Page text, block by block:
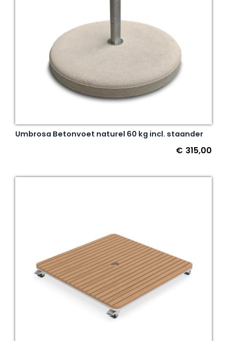
Umbrosa Betonvoet naturel 60 kg incl. staander
€ 315,00